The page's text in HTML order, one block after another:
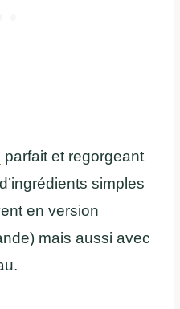
parfait et regorgeant
simples
en version
mais aussi avec